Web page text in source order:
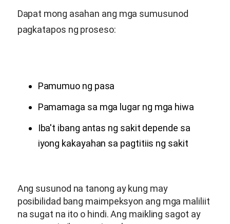
Dapat mong asahan ang mga sumusunod
pagkatapos ng proseso:
Pamumuo ng pasa
Pamamaga sa mga lugar ng mga hiwa
Iba't ibang antas ng sakit depende sa
iyong kakayahan sa pagtitiis ng sakit
Ang susunod na tanong ay kung may
posibilidad bang maimpeksyon ang mga maliliit
na sugat na ito o hindi. Ang maikling sagot ay